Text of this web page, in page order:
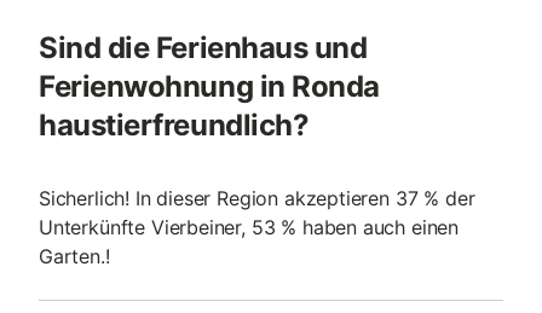
Sind die Ferienhaus und
Ferienwohnung in Ronda
haustierfreundlich?
Sicherlich! In dieser Region akzeptieren 37 % der
Unterkünfte Vierbeiner, 53 % haben auch einen
Garten.!